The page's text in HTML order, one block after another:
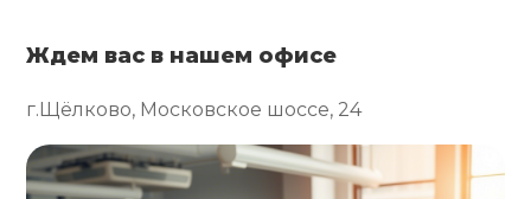
Ждем вас в нашем офисе
г.Щёлково, Московское шоссе, 24